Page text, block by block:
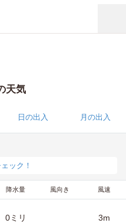
天気
日の出入 月の出入
ック！
降水量 風向き 風速
0ミリ 3m